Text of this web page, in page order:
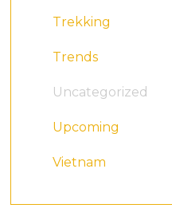
Trekking
Trends
Uncategorized
Upcoming
Vietnam